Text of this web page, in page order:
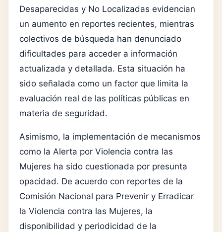
Desaparecidas y No Localizadas evidencian
un aumento en reportes recientes, mientras
colectivos de búsqueda han denunciado
dificultades para acceder a información
actualizada y detallada. Esta situación ha
sido señalada como un factor que limita la
evaluación real de las políticas públicas en
materia de seguridad.
Asimismo, la implementación de mecanismos
como la Alerta por Violencia contra las
Mujeres ha sido cuestionada por presunta
opacidad. De acuerdo con reportes de la
Comisión Nacional para Prevenir y Erradicar
la Violencia contra las Mujeres, la
disponibilidad y periodicidad de la